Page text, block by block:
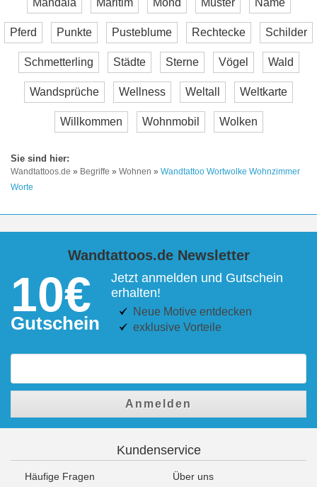
Pferd Punkte Pusteblume Rechtecke Schilder
Schmetterling Städte Sterne Vögel Wald
Wandsprüche Wellness Weltall Weltkarte
Willkommen Wohnmobil Wolken
Wandtattoos.de » Begriffe » Wohnen » Wandtattoo Wortwolke Wohnzimmer
Worte
Wandtattoos.de Newsletter
10€
Gutschein
Jetzt anmelden und Gutschein
erhalten!
Neue Motive entdecken
exklusive Vorteile
Anmelden
Kundenservice
Häufige Fragen
Über uns